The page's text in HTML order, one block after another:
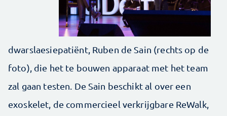
dwarslaesiepatiënt, Ruben de Sain (rechts op de
foto), die het te bouwen apparaat met het team
zal gaan testen. De Sain beschikt al over een
exoskelet, de commercieel verkrijgbare ReWalk,